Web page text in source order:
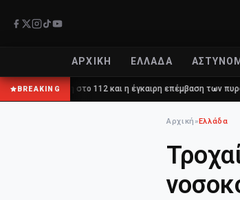
ΑΡΧΙΚΉ ΕΛΛΆΔΑ
BREAKING
στο 112 και η έγκαιρη επέμβαση των πυροσβεστών
Αρχική »Ελλάδα